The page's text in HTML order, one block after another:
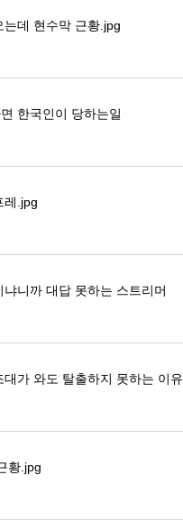
데 현수막 근황.jpg
한국인이 당하는일
레.jpg
냐니까 대답 못하는 스트리머
대가 와도 탈출하지 못하는 이유
황.jpg